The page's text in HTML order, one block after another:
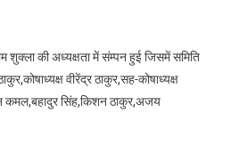
शुक्ला की अध्यक्षता में संम्पन हुई जिसमें समिति
वीरेंद्र ठाकुर,सह-कोषाध्यक्ष
कमल,बहादुर सिंह,किशन ठाकुर,अजय